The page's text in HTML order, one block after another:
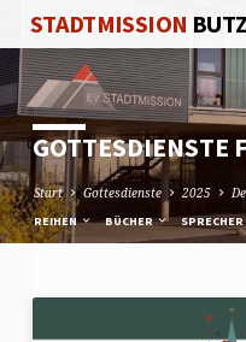
STADTMISSION
GOTTESDIENSTE
Start Gottesdienste 2025
REIHEN BÜCHER SPRECHER
GOTTESDIENSTE